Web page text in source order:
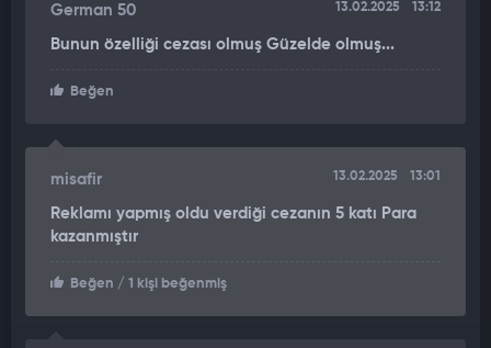
German 50 13.02.2025 13:12
Bunun özelliği cezası olmuş Güzelde olmuş...
Beğen
misafir 13.02.2025 13:01
Reklamı yapmış oldu verdiği cezanın 5 katı Para
kazanmıştır
Beğen / 1 kişi beğenmiş